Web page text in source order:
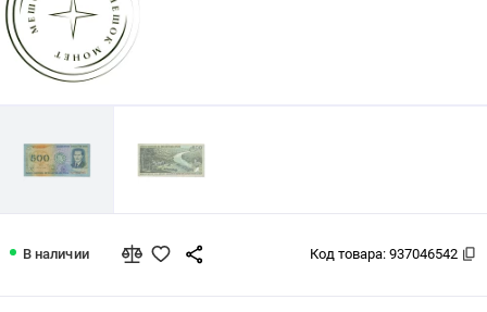
Серия и номер могут отличаться от представленных на фото.
В наличии Код товара: 937046542